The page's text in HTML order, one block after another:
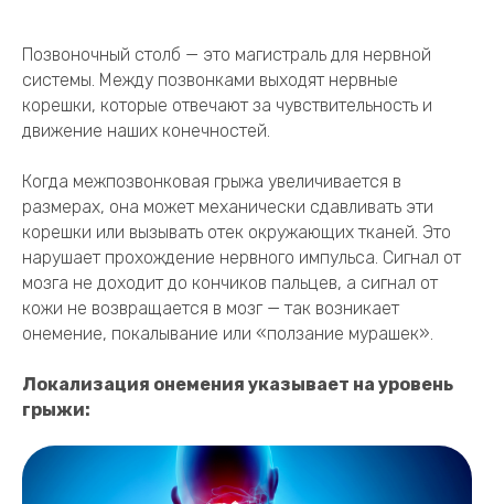
Позвоночный столб — это магистраль для нервной
системы. Между позвонками выходят нервные
корешки, которые отвечают за чувствительность и
движение наших конечностей.
Когда межпозвонковая грыжа увеличивается в
размерах, она может механически сдавливать эти
корешки или вызывать отек окружающих тканей. Это
нарушает прохождение нервного импульса. Сигнал от
мозга не доходит до кончиков пальцев, а сигнал от
кожи не возвращается в мозг — так возникает
онемение, покалывание или «ползание мурашек».
Локализация онемения указывает на уровень
грыжи: